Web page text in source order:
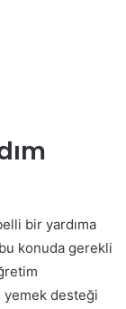
bir yardıma
konuda gerekli
yemek desteği